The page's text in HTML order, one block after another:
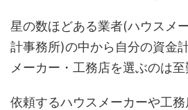
星の数ほどある業者(ハウスメ
計事務所)の中から自分の資金
メーカー・工務店を選ぶのは至
依頼するハウスメーカーや工